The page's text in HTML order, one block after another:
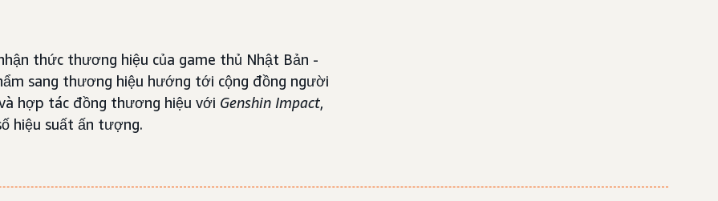
thức thương hiệu của game thủ Nhật Bản -
sang thương hiệu hướng tới cộng đồng người
hợp tác đồng thương hiệu với Genshin Impact,
hiệu suất ấn tượng.